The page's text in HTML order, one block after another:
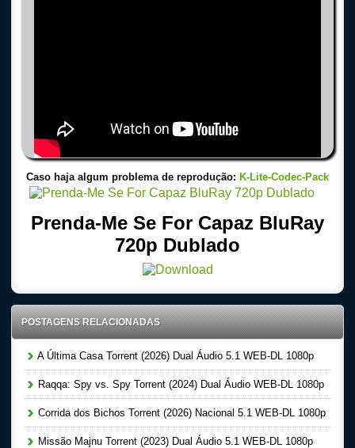
Caso haja algum problema de reprodução: K-Lite-Codec-Pack
Prenda-Me Se For Capaz BluRay
720p Dublado
POSTAGENS RELACIONADAS
A Última Casa Torrent (2026) Dual Áudio 5.1 WEB-DL 1080p
Raqqa: Spy vs. Spy Torrent (2024) Dual Áudio WEB-DL 1080p
Corrida dos Bichos Torrent (2026) Nacional 5.1 WEB-DL 1080p
Missão Majnu Torrent (2023) Dual Áudio 5.1 WEB-DL 1080p